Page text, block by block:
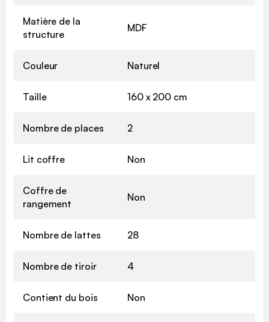
Matière de la
structure
MDF
Couleur Naturel
Taille 160 x 200 cm
Nombre de places 2
Lit coffre Non
Coffre de
rangement
Non
Nombre de lattes 28
Nombre de tiroir 4
Contient du bois Non